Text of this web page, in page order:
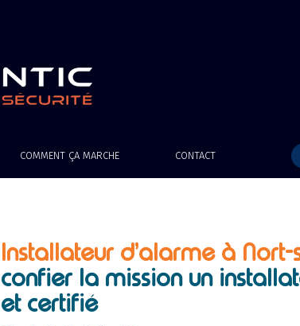
COMMENT ÇA MARCHE CONTACT
Installateur d’alarme à Nort-
confier la mission un
et certifié